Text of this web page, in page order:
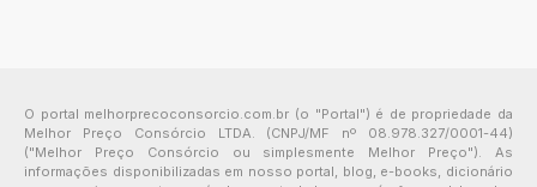
O portal melhorprecoconsorcio.com.br (o "Portal") é de propriedade da
Melhor Preço Consórcio LTDA. (CNPJ/MF nº 08.978.327/0001-44)
("Melhor Preço Consórcio ou simplesmente Melhor Preço"). As
informações disponibilizadas em nosso portal, blog, e-books, dicionário